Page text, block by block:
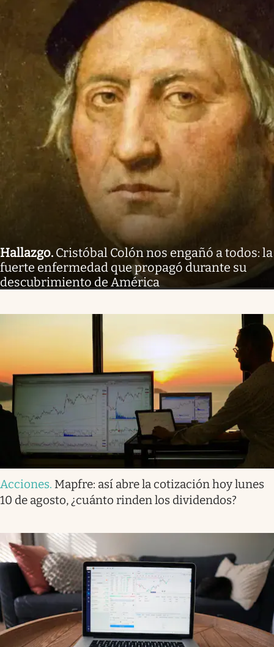
Hallazgo. Cristóbal Colón nos engañó a todos: la
fuerte enfermedad que propagó durante su
descubrimiento de América
Acciones. Mapfre: así abre la cotización hoy lunes
10 de agosto, ¿cuánto rinden los dividendos?